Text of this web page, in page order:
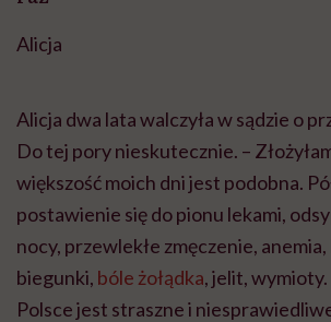
Alicja
Alicja dwa lata walczyła w sądzie o
Do tej pory nieskutecznie. –
większość moich dni jest podobna.
postawienie się do pionu lekami,
nocy, przewlekłe zmęczenie,
biegunki, bóle żołądka, jelit,
Polsce jest straszne i